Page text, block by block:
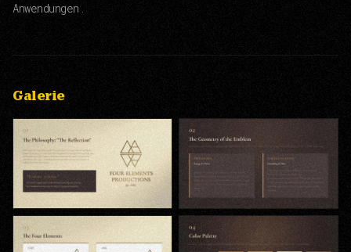
Anwendungen.
Galerie
Die Philosophie Emblem-Geometrie